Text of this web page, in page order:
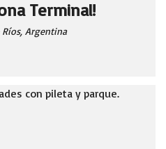
Terminal!
Ríos, Argentina